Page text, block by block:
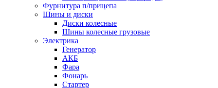
Фурнитура п/прицепа
Шины и диски
Диски колесные
Шины колесные грузовые
Электрика
Генератор
АКБ
Фара
Фонарь
Стартер